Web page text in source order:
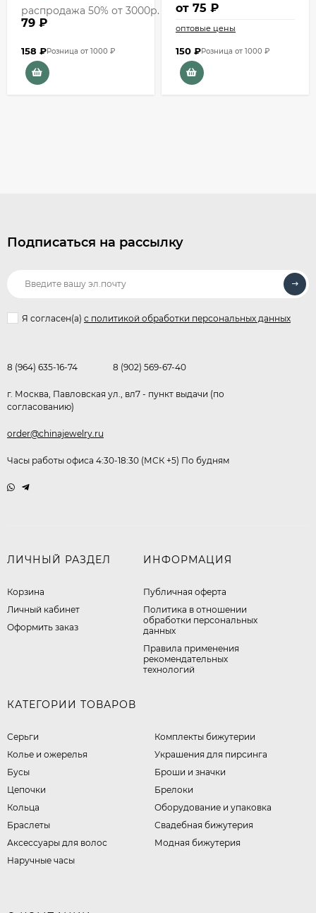
распродажа 50% от 3000р.
79 ₽
158 ₽Розница от 1000 ₽
от 75 ₽
оптовые цены
150 ₽Розница от 1000 ₽
Подписаться на рассылку
Я согласен(a) с политикой обработки персональных данных
8 (964) 635-16-74 8 (902) 569-67-40
г. Москва, Павловская ул., вл7 - пункт выдачи (по
согласованию)
order@chinajewelry.ru
Часы работы офиса 4:30-18:30 (МСК +5) По будням
ЛИЧНЫЙ РАЗДЕЛ
Корзина
Личный кабинет
Оформить заказ
ИНФОРМАЦИЯ
Публичная оферта
​Политика в отношении
обработки персональных
данных
Правила применения
рекомендательных
технологий
КАТЕГОРИИ ТОВАРОВ
Серьги
Колье и ожерелья
Бусы
Цепочки
Кольца
Браслеты
Аксессуары для волос
Наручные часы
Комплекты бижутерии
Украшения для пирсинга
Броши и значки
Брелоки
Оборудование и упаковка
Свадебная бижутерия
Модная бижутерия